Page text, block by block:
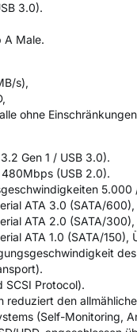
3.0).
A Male.
s),
ohne
Gen 1 / USB 3.0).
(USB 2.0).
ATA 3.0 (SATA/
ATA 2.0 (SATA/
ATA 1.0 (SATA/
SCSI Protocol).
den
(Self-Monitoring,